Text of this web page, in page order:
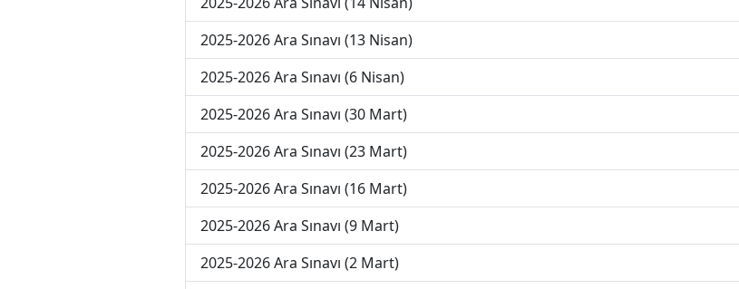
2025-2026 Ara Sınavı (13 Nisan)
2025-2026 Ara Sınavı (6 Nisan)
2025-2026 Ara Sınavı (30 Mart)
2025-2026 Ara Sınavı (23 Mart)
2025-2026 Ara Sınavı (16 Mart)
2025-2026 Ara Sınavı (9 Mart)
2025-2026 Ara Sınavı (2 Mart)